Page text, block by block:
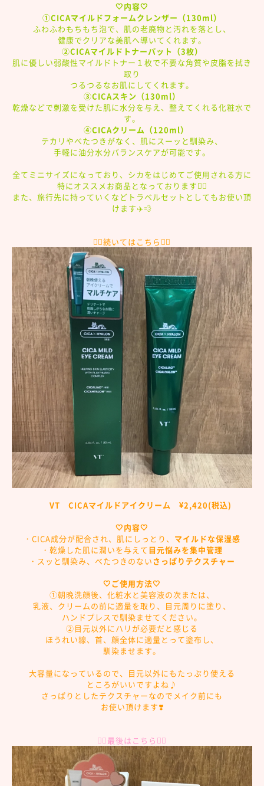
🤍内容🤍
①CICAマイルドフォームクレンザー（130ml）
ふわふわもちもち泡で、肌の老廃物と汚れを落とし、
健康でクリアな美肌へ導いてくれます。
②CICAマイルドトナーパット（3枚）
肌に優しい弱酸性マイルドトナー１枚で不要な角質や皮脂を拭き
取り
つるつるなお肌にしてくれます。
③CICAスキン（130ml）
乾燥などで刺激を受けた肌に水分を与え、整えてくれる化粧水で
す。
④CICAクリーム（120ml）
テカリやべたつきがなく、肌にスーッと馴染み、
手軽に油分水分バランスケアが可能です。
全てミニサイズになっており、 シカをはじめてご使用される方に
特にオススメお商品となっております👌🏻
また、旅行先に持っていくなどトラベルセットとしてもお使い頂
けます✈️💨
👇🏻続いてはこちら👇🏻
VT
CICAマイルドアイクリーム ¥2,420(税込)
🤍内容🤍
・CICA成分が配合され、肌にしっとり、 マイルドな保湿感
・乾燥した肌に潤いを与えて目元悩みを集中管理
・スッと馴染み、べたつきのないさっぱりテクスチャー
🤍ご使用方法🤍
①朝晩洗顔後、化粧水と美容液の次または、
乳液、クリームの前に適量を取り、目元周りに塗り、
ハンドプレスで馴染ませてください。
②目元以外にハリが必要だと感じる
ほうれい線、首、顔全体に適量とって塗布し、
馴染ませます。
大容量になっているので、目元以外にもたっぷり使える
ところがいいですよね♪
さっぱりとしたテクスチャーなのでメイク前にも
お使い頂けます❣️
👇🏻最後はこちら👇🏻